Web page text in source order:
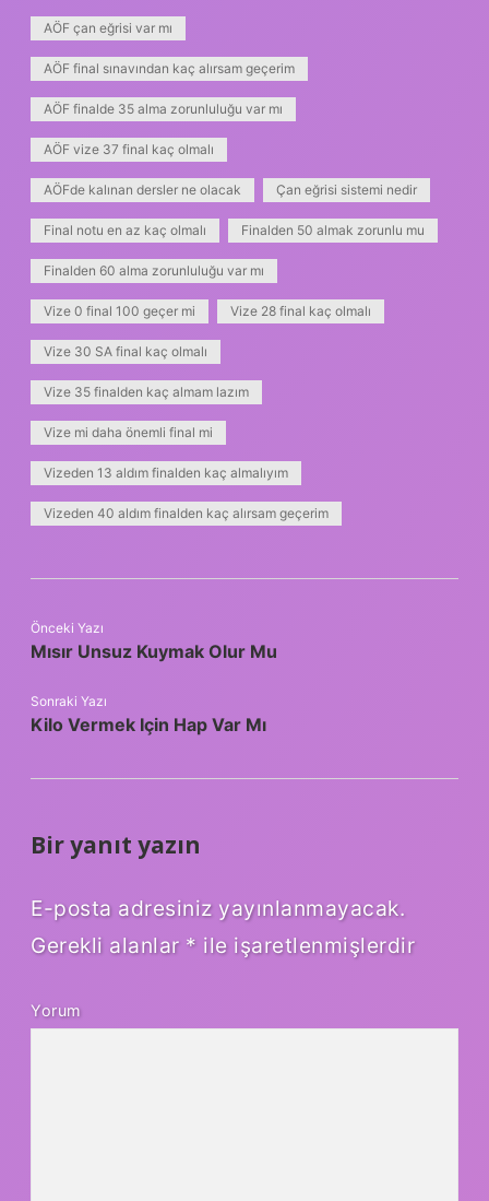
AÖF çan eğrisi var mı
AÖF final sınavından kaç alırsam geçerim
AÖF finalde 35 alma zorunluluğu var mı
AÖF vize 37 final kaç olmalı
AÖFde kalınan dersler ne olacak Çan eğrisi sistemi nedir
Final notu en az kaç olmalı Finalden 50 almak zorunlu mu
Finalden 60 alma zorunluluğu var mı
Vize 0 final 100 geçer mi Vize 28 final kaç olmalı
Vize 30 SA final kaç olmalı
Vize 35 finalden kaç almam lazım
Vize mi daha önemli final mi
Vizeden 13 aldım finalden kaç almalıyım
Vizeden 40 aldım finalden kaç alırsam geçerim
Önceki Yazı
Mısır Unsuz Kuymak Olur Mu
Sonraki Yazı
Kilo Vermek Için Hap Var Mı
Bir yanıt yazın
E-posta adresiniz yayınlanmayacak.
Gerekli alanlar * ile işaretlenmişlerdir
Yorum